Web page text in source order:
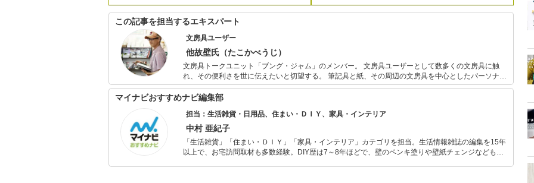
この記事を担当するエキスパート
文房具ユーザー
他故壁氏（たこかべうじ）
文房具トークユニット「ブング・ジャム」のメンバー。 文房具ユーザーとして数多くの文房具に触
れ、その便利さを世に伝えたいと切望する。 筆記具と紙、その周辺の文房具を中心としたパーソナル
文具全般に興味がある。 コレクターではないので所有点数は多くないが、文房具は買ったら必ず試
す。
マイナビおすすめナビ編集部
担当：生活雑貨・日用品、住まい・ＤＩＹ、家具・インテリア
中村 亜紀子
「生活雑貨」「住まい・ＤＩＹ」「家具・インテリア」カテゴリを担当。生活情報雑誌の編集を15年
以上で、お宅訪問取材も多数経験。DIY歴は7～8年ほどで、壁のペンキ塗りや壁紙チェンジなどもチ